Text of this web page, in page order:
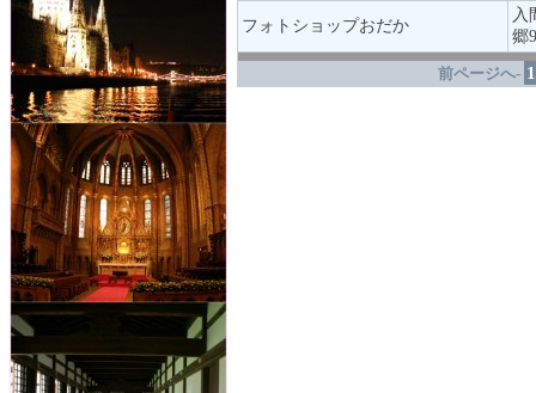
フォトショップおだか
入
郷
前ページへ- 1